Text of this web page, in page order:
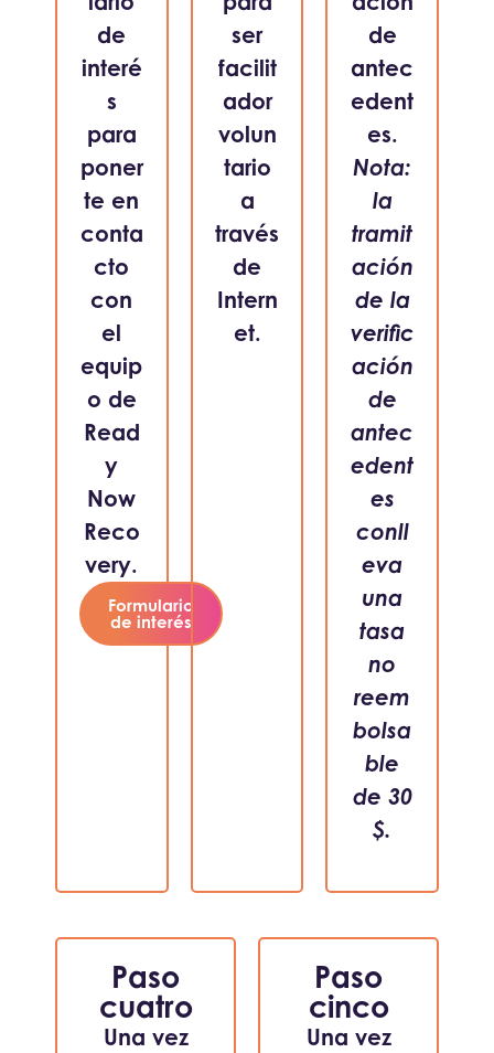
de
interé
s
para
poner
te en
conta
cto
con
el
equip
o de
Read
y
Now
Reco
very.
Formulario
de interés
ser
facilit
ador
volun
tario
a
través
de
Intern
et.
de
antec
edent
es.
Nota:
la
tramit
ación
de la
verific
ación
de
antec
edent
es
conll
eva
una
tasa
no
reem
bolsa
ble
de 30
$.
Paso
cuatro
Una vez
Paso
cinco
Una vez